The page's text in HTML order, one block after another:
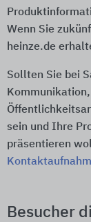
Wenn Sie
heinze.de
Sollten Sie bei
sein und Ihre
präsentieren
Besucher